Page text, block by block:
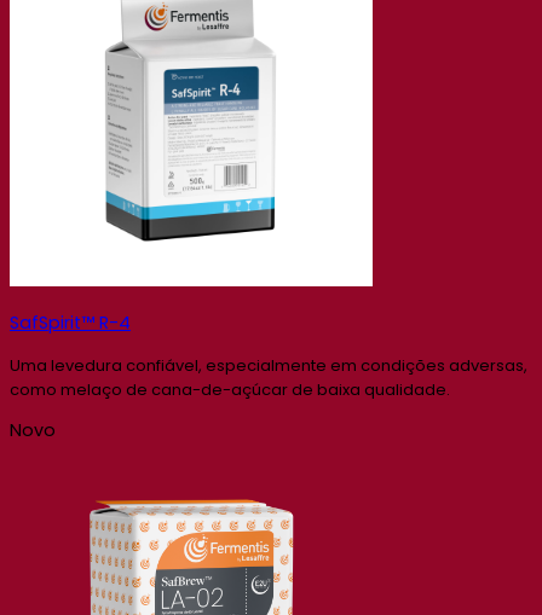
SafSpirit™ R-4
Uma levedura confiável, especialmente em condições adversas,
como melaço de cana-de-açúcar de baixa qualidade.
Novo